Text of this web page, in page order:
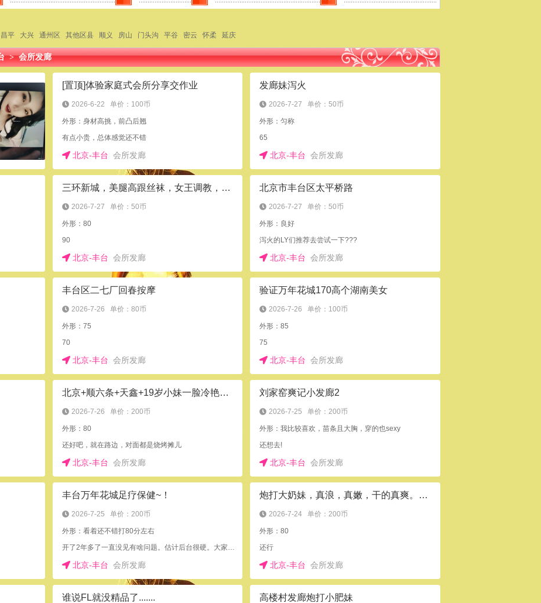
昌平 大兴 通州区 其他区县 顺义 房山 门头沟 平谷 密云 怀柔 延庆
>会所发廊
[置顶]体验家庭式会所分享交作业
2026-6-22 单价：100币
外形：身材高挑，前凸后翘
有点小贵，总体感觉还不错
北京-丰台 会所发廊
发廊妹泻火
2026-7-27 单价：50币
外形：匀称
65
北京-丰台 会所发廊
三环新城，美腿高跟丝袜，女王调教，制服诱惑SM
2026-7-27 单价：50币
外形：80
90
北京-丰台 会所发廊
北京市丰台区太平桥路
2026-7-27 单价：50币
外形：良好
泻火的LY们推荐去尝试一下???
北京-丰台 会所发廊
丰台区二七厂回春按摩
2026-7-26 单价：80币
外形：75
70
北京-丰台 会所发廊
验证万年花城170高个湖南美女
2026-7-26 单价：100币
外形：85
75
北京-丰台 会所发廊
北京+顺六条+天鑫+19岁小妹一脸冷艳，刺激了男人的欲望
2026-7-26 单价：200币
外形：80
还好吧，就在路边，对面都是烧烤摊儿
北京-丰台 会所发廊
刘家窑爽记小发廊2
2026-7-25 单价：200币
外形：我比较喜欢，苗条且大胸，穿的也sexy
还想去!
北京-丰台 会所发廊
丰台万年花城足疗保健~！
2026-7-25 单价：200币
外形：看着还不错打80分左右
开了2年多了一直没见有啥问题。估计后台很硬。大家自己考虑
北京-丰台 会所发廊
炮打大奶妹，真浪，真嫩，干的真爽。。。要找年纪最小的那个哦。。
2026-7-24 单价：200币
外形：80
还行
北京-丰台 会所发廊
谁说FL就没精品了....... 高楼村发廊炮打小肥妹